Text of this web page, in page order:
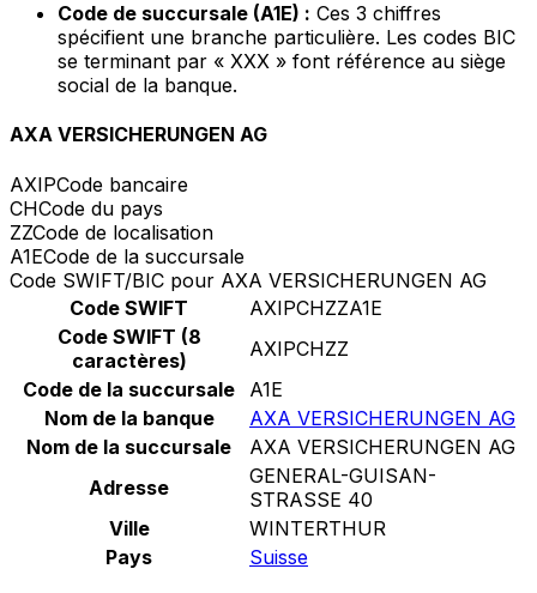
Code de succursale (A1E) : Ces 3 chiffres
spécifient une branche particulière. Les codes BIC
se terminant par « XXX » font référence au siège
social de la banque.
AXA VERSICHERUNGEN AG
AXIPCode bancaire
CHCode du pays
ZZCode de localisation
A1ECode de la succursale
Code SWIFT/BIC pour AXA VERSICHERUNGEN AG
Code SWIFT
AXIPCHZZA1E
Code SWIFT (8
caractères)
AXIPCHZZ
Code de la succursale
A1E
Nom de la banque
AXA VERSICHERUNGEN AG
Nom de la succursale
AXA VERSICHERUNGEN AG
Adresse
GENERAL-GUISAN-
STRASSE 40
Ville
WINTERTHUR
Pays
Suisse